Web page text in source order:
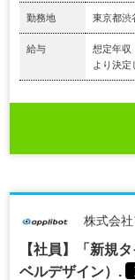
勤務地 東京都渋
給与
想定年収
より決定
株式会
【社員】「新規
ベルデザイン）.